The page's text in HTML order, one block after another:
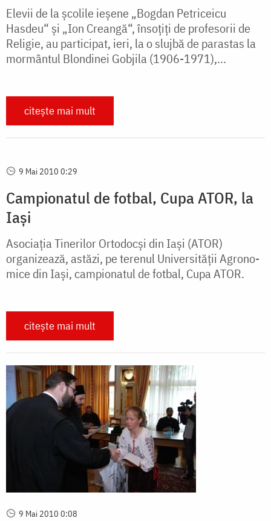
Elevii de la școlile ieșene „Bogdan Petriceicu
Hasdeu“ și „Ion Creangă“, însoțiți de profesorii de
Religie, au participat, ieri, la o slujbă de parastas la
mormântul Blondinei Gobjila (1906-1971),...
citește mai mult
9 Mai 2010 0:29
Campionatul de fotbal, Cupa ATOR, la
Iași
Asociația Tinerilor Ortodocși din Iași (ATOR)
organizează, astăzi, pe terenul Universității Agrono­
mi­ce din Iași, campionatul de fotbal, Cupa ATOR.
citește mai mult
9 Mai 2010 0:08